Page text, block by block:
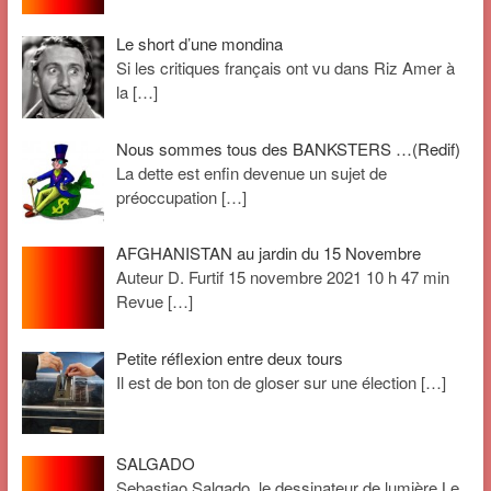
Le short d’une mondina
Si les critiques français ont vu dans Riz Amer à
la […]
Nous sommes tous des BANKSTERS …(Redif)
La dette est enfin devenue un sujet de
préoccupation […]
AFGHANISTAN au jardin du 15 Novembre
Auteur D. Furtif 15 novembre 2021 10 h 47 min
Revue […]
Petite réflexion entre deux tours
Il est de bon ton de gloser sur une élection […]
SALGADO